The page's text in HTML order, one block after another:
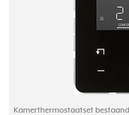
Kamerthermostaatset